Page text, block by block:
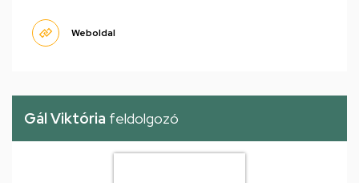
Weboldal
Gál Viktória feldolgozó